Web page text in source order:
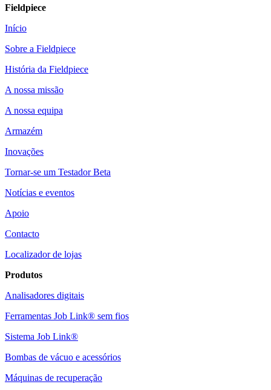
Fieldpiece
Início
Sobre a Fieldpiece
História da Fieldpiece
A nossa missão
A nossa equipa
Armazém
Inovações
Tornar-se um Testador Beta
Notícias e eventos
Apoio
Contacto
Localizador de lojas
Produtos
Analisadores digitais
Ferramentas Job Link® sem fios
Sistema Job Link®
Bombas de vácuo e acessórios
Máquinas de recuperação